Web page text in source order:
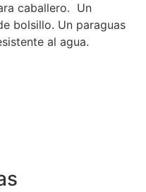
caballero. Un
bolsillo. Un paraguas
al agua.